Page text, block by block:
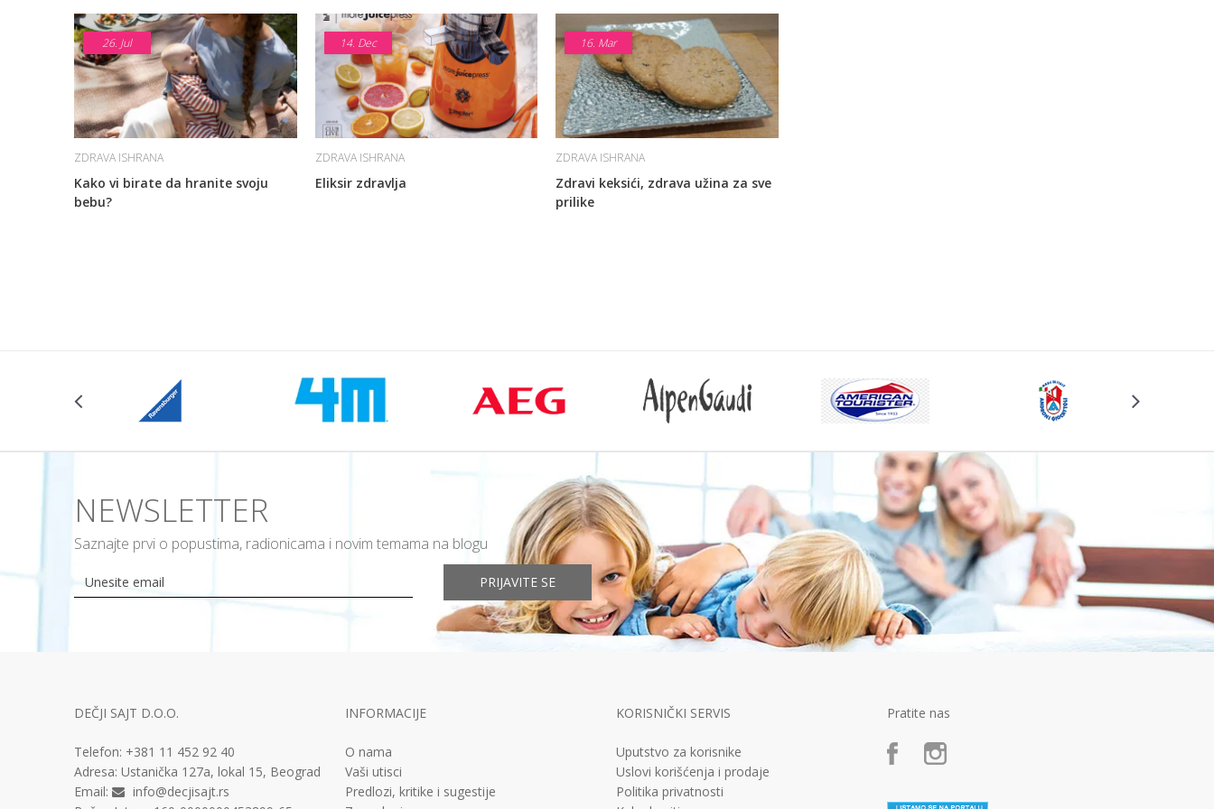
26. Jul
ZDRAVA ISHRANA
Kako vi birate da hranite svoju
bebu?
14. Dec
ZDRAVA ISHRANA
Eliksir zdravlja
16. Mar
ZDRAVA ISHRANA
Zdravi keksići, zdrava užina za sve
prilike
NEWSLETTER
Saznajte prvi o popustima, radionicama i novim temama na blogu
PRIJAVITE SE
DEČJI SAJT D.O.O.
Telefon: +381 11 452 92 40
Adresa: Ustanička 127a, lokal 15, Beograd
Email:
info@decjisajt.rs
INFORMACIJE
O nama
Vaši utisci
Predlozi, kritike i sugestije
KORISNIČKI SERVIS
Uputstvo za korisnike
Uslovi korišćenja i prodaje
Politika privatnosti
Pratite nas